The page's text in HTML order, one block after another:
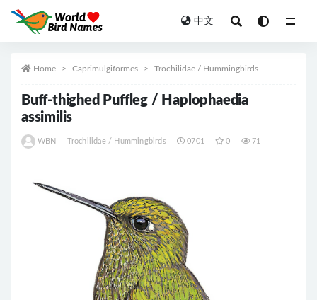
中文
Home Caprimulgiformes Trochilidae / Hummingbirds
Buff-thighed Puffleg / Haplophaedia
assimilis
WBN Trochilidae / Hummingbirds 0701 0 71